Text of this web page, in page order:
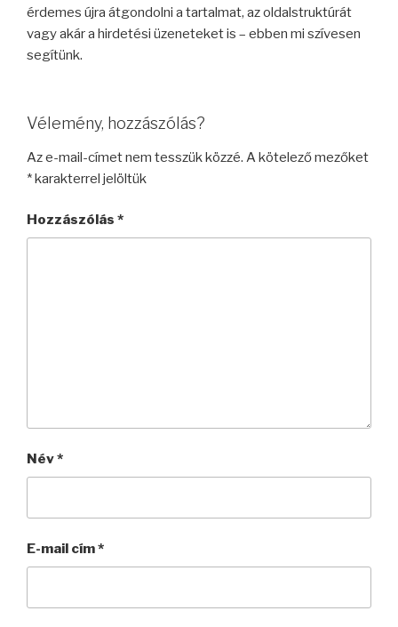
érdemes újra átgondolni a tartalmat, az oldalstruktúrát
vagy akár a hirdetési üzeneteket is – ebben mi szívesen
segítünk.
Vélemény, hozzászólás?
Az e-mail-címet nem tesszük közzé. A kötelező mezőket
*karakterrel jelöltük
Hozzászólás *
Név*
E-mail cím*